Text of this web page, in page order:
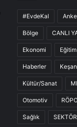
#EvdeKal
Bölge CANLI
Ekonomi Eğitim
Haberler Keşan
Kültür/Sanat
Otomotiv
Sağlık